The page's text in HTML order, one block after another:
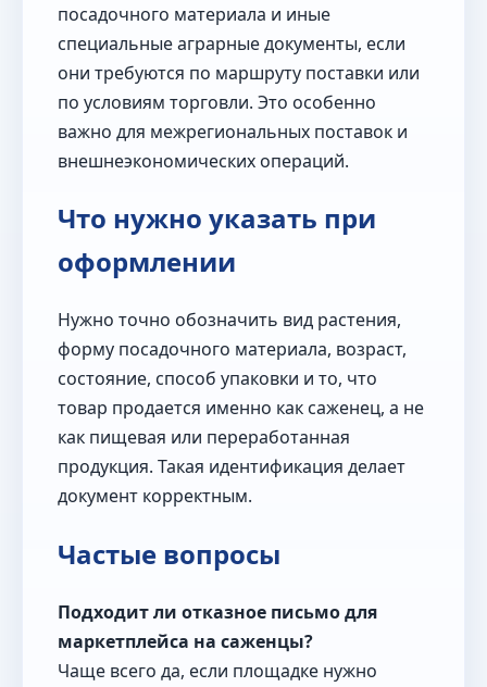
посадочного материала и иные
специальные аграрные документы, если
они требуются по маршруту поставки или
по условиям торговли. Это особенно
важно для межрегиональных поставок и
внешнеэкономических операций.
Что нужно указать при
оформлении
Нужно точно обозначить вид растения,
форму посадочного материала, возраст,
состояние, способ упаковки и то, что
товар продается именно как саженец, а не
как пищевая или переработанная
продукция. Такая идентификация делает
документ корректным.
Частые вопросы
Подходит ли отказное письмо для
маркетплейса на саженцы?
Чаще всего да, если площадке нужно